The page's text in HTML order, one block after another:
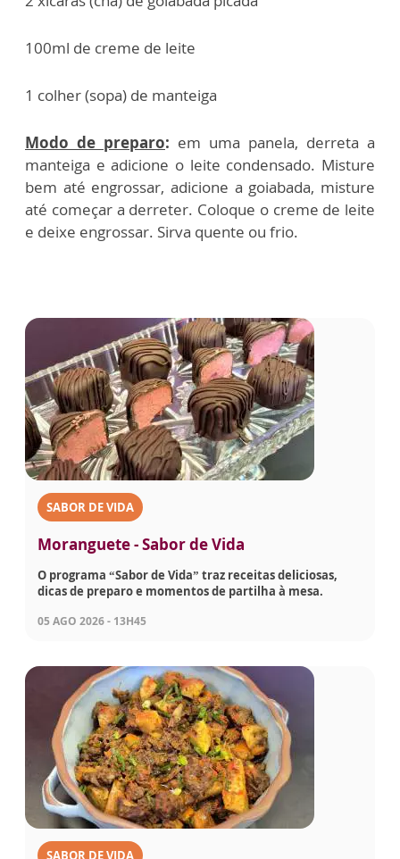
100ml de creme de leite
1 colher (sopa) de manteiga
Modo de preparo: em uma panela, derreta a
manteiga e adicione o leite condensado. Misture
bem até engrossar, adicione a goiabada, misture
até começar a derreter. Coloque o creme de leite
e deixe engrossar. Sirva quente ou frio.
SABOR DE VIDA
Moranguete - Sabor de Vida
O programa “Sabor de Vida” traz receitas deliciosas,
dicas de preparo e momentos de partilha à mesa.
05 AGO 2026 - 13H45
SABOR DE VIDA